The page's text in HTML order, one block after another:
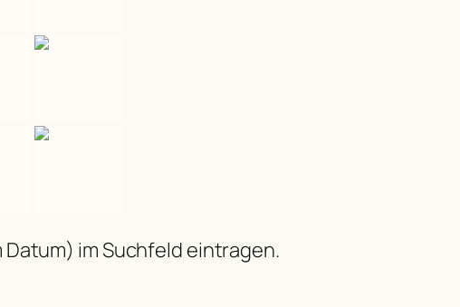
im Suchfeld eintragen.